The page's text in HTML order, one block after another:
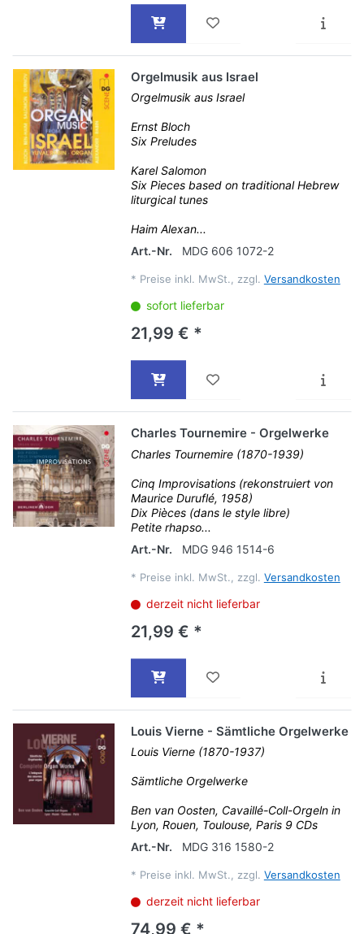
Orgelmusik aus Israel
Orgelmusik aus Israel
Ernst Bloch
Six Preludes
Karel Salomon
Six Pieces based on traditional Hebrew
liturgical tunes
Haim Alexan...
Art.-Nr.
MDG 606 1072-2
* Preise inkl. MwSt., zzgl. Versandkosten
sofort lieferbar
21,99 € *
Charles Tournemire - Orgelwerke
Charles Tournemire (1870-1939)
Cinq Improvisations (rekonstruiert von
Maurice Duruflé, 1958)
Dix Pièces (dans le style libre)
Petite rhapso...
Art.-Nr.
MDG 946 1514-6
* Preise inkl. MwSt., zzgl. Versandkosten
derzeit nicht lieferbar
21,99 € *
Louis Vierne - Sämtliche Orgelwerke
Louis Vierne (1870-1937)
Sämtliche Orgelwerke
Ben van Oosten, Cavaillé-Coll-Orgeln in
Lyon, Rouen, Toulouse, Paris 9 CDs
Art.-Nr.
MDG 316 1580-2
* Preise inkl. MwSt., zzgl. Versandkosten
derzeit nicht lieferbar
74,99 € *